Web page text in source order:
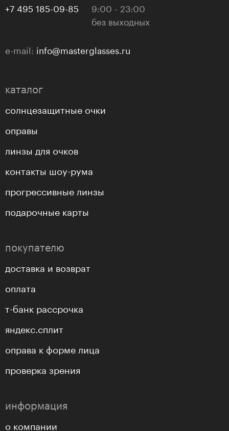
+7 495 185-09-85
9:00 - 23:00
без выходных
e-mail: info@masterglasses.ru
каталог
солнцезащитные очки
оправы
линзы для очков
контакты шоу-рума
прогрессивные линзы
подарочные карты
покупателю
доставка и возврат
оплата
т-банк рассрочка
яндекс.сплит
оправа к форме лица
проверка зрения
информация
о компании